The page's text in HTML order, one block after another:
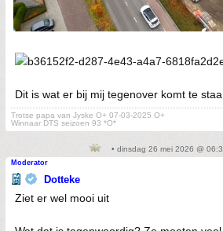
Dit is wat er bij mij tegenover komt te
Trotse papa van Jyske O+ 07-03-2025 O+
Winnaar DTS seizoen 93 *O*
• dinsdag 26 mei 2026 @
Moderator
Dotteke
Ziet er wel mooi uit